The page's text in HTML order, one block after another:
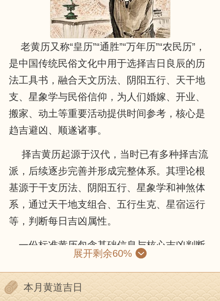
老黄历又称“皇历”“通胜”“万年历”“农民历”，
是中国传统民俗文化中用于选择吉日良辰的历
法工具书，融合天文历法、阴阳五行、天干地
支、星象学与民俗信仰，为人们婚嫁、开业、
搬家、动土等重要活动提供时间参考，核心是
趋吉避凶、顺遂诸事。
择吉黄历起源于汉代，当时已有多种择吉流
派，后续逐步完善并形成完整体系。其理论根
基源于干支历法、阴阳五行、星象学和神煞体
系，通过天干地支组合、五行生克、星宿运行
等，判断每日吉凶属性。
一份标准黄历包含基础信息与核心吉凶判断
两部分。基础信息有公历与农历对照、干支纪
年、节气节日和生肖属相；核心部分则包括黄
道黑道、十二建星、二十八星宿和冲煞信息。
展开剩余60%
本月黄道吉日